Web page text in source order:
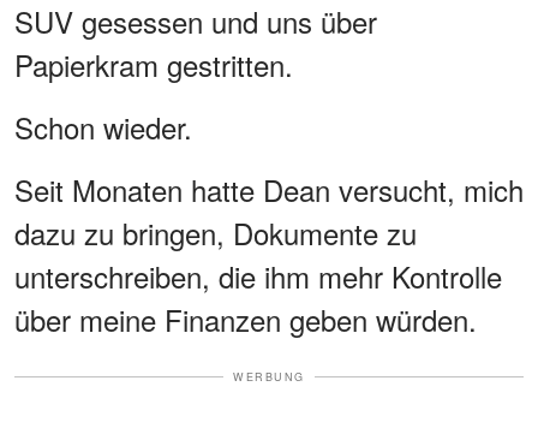
SUV gesessen und uns über
Papierkram gestritten.
Schon wieder.
Seit Monaten hatte Dean versucht, mich
dazu zu bringen, Dokumente zu
unterschreiben, die ihm mehr Kontrolle
über meine Finanzen geben würden.
WERBUNG